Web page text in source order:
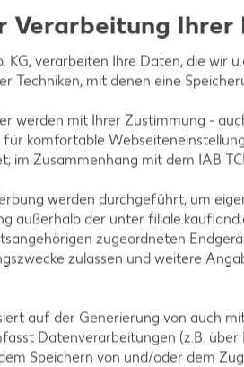
und in 2 EL heißen Öl 10
Dann rundherum salzen
und in Würfel,
Verarbeitung Ihrer
KG, verarbeiten Ihre Daten, die wir
Techniken, mit denen eine
werden mit Ihrer Zustimmung -
für komfortable
im Zusammenhang mit dem IAB
werden durchgeführt, um
außerhalb der unter
zugeordneten
zulassen und weitere
auf der Generierung von auch
Datenverarbeitungen (z.B.
Speichern von und/oder dem